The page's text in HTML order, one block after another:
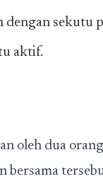
sekutu
aktif.
oleh dua
bersama